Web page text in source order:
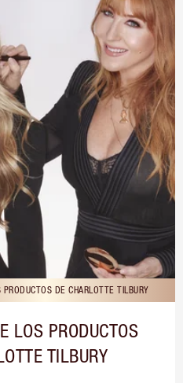
PRODUCTOS DE CHARLOTTE TILBURY
LOS PRODUCTOS
TILBURY